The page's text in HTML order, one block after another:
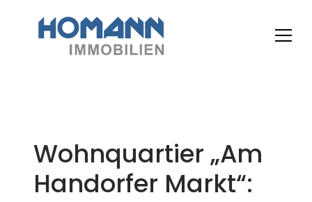
Wohnquartier „Am
Handorfer Markt“: